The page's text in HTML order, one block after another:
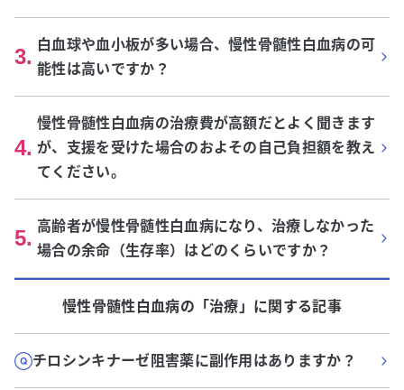
3. 白血球や血小板が多い場合、慢性骨髄性白血病の可
能性は高いですか？
4.
慢性骨髄性白血病の治療費が高額だとよく聞きます
が、支援を受けた場合のおよその自己負担額を教え
てください。
5. 高齢者が慢性骨髄性白血病になり、治療しなかった
場合の余命（生存率）はどのくらいですか？
慢性骨髄性白血病の「治療 」に関する記事
チロシンキナーゼ阻害薬に副作用はありますか？